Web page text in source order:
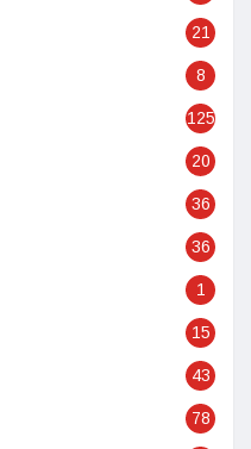
21
8
125
20
36
36
1
15
43
78